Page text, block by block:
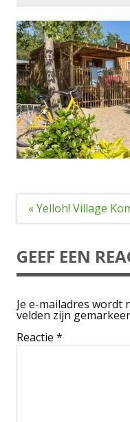
Bericht
« Yelloh! Village
GEEF EEN
Je e-mailadres wordt
velden zijn
Reactie *